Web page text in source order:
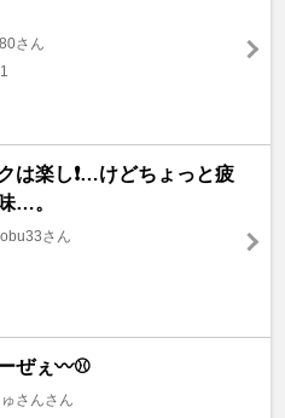
さん
は楽し❗️…けどちょっと疲
…。
さん
ぜぇ〰️⚾
さんさん